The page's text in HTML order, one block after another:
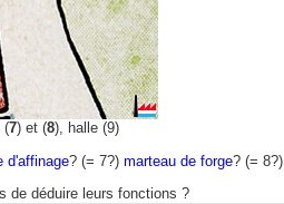
(7) et (8), halle (9)
d'affinage? (= 7?) marteau de forge? (= 8?)
de déduire leurs fonctions ?